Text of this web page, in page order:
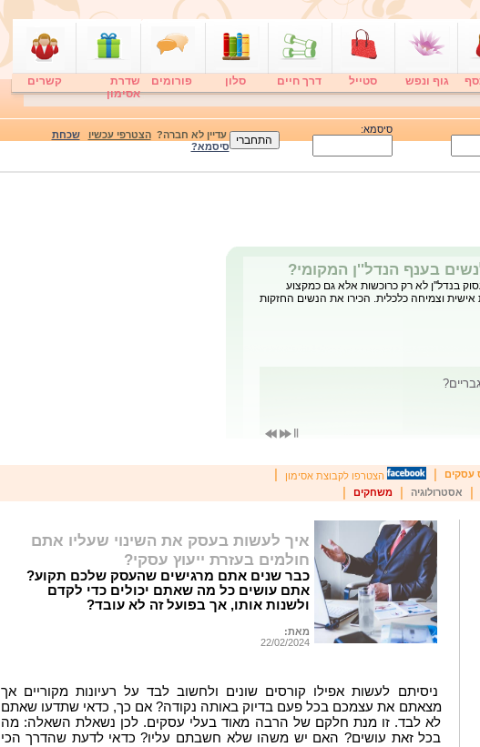
גוף ונפש סטייל דרך חיים סלון פורומים
שדרת
אסימון
קשרים
סיסמא: עדיין לא חברה?הצטרפי עכשיו
שכחת
סיסמא?
בענף הנדל''ן המקומי?
בנדל''ן לא רק כרוכשות אלא גם כמקצוע
וצמיחה כלכלית. הכירו את הנשים החזקות
עסקים הצטרפו לקבוצת אסימון
אסטרולוגיה |משחקים
איך לעשות בעסק את השינוי שעליו אתם
חולמים בעזרת ייעוץ עסקי?
כבר שנים אתם מרגישים שהעסק שלכם תקוע?
אתם עושים כל מה שאתם יכולים כדי לקדם
ולשנות אותו, אך בפועל זה לא עובד?
מאת:
22/02/2024
ניסיתם לעשות אפילו קורסים שונים ולחשוב לבד על רעיונות מקוריים אך
מצאתם את עצמכם בכל פעם בדיוק באותה נקודה? אם כך, כדאי שתדעו שאתם
לא לבד. זו מנת חלקם של הרבה מאוד בעלי עסקים. לכן נשאלת השאלה: מה
בכל זאת עושים? האם יש משהו שלא חשבתם עליו? כדאי לדעת שהדרך הכי